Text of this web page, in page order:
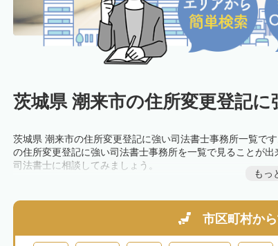
茨城県 潮来市の住所変更登記
茨城県 潮来市の住所変更登記に強い司法書士事務所一覧で
の住所変更登記に強い司法書士事務所を一覧で見ることが
司法書士に相談してみましょう。
もっ
市区町村から